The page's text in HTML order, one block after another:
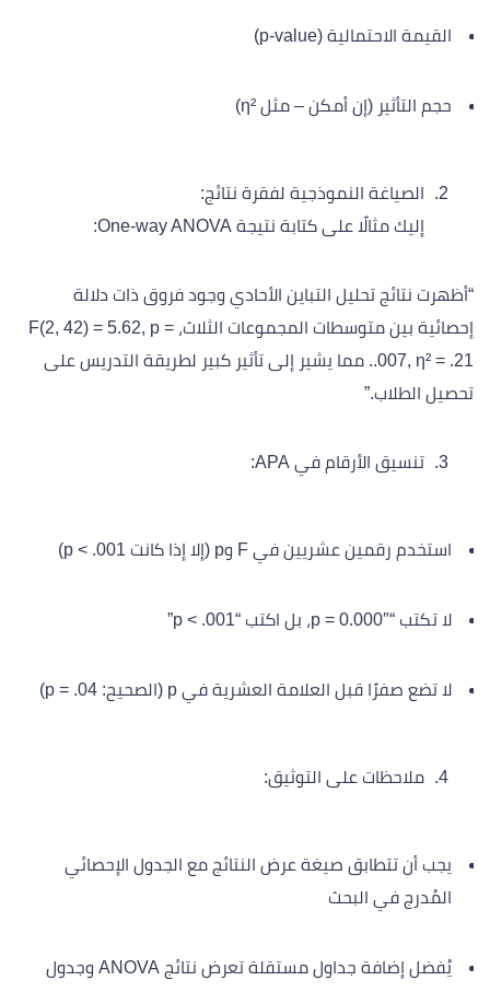
القيمة الاحتمالية (p-value)
حجم التأثير (إن أمكن – مثل η²)
الصياغة النموذجية لفقرة نتائج:
إليك مثالًا على كتابة نتيجة One-way ANOVA:
“أظهرت نتائج تحليل التباين الأحادي وجود فروق ذات دلالة
إحصائية بين متوسطات المجموعات الثلاث، F(2, 42) = 5.62, p =
.007, η² = .21. مما يشير إلى تأثير كبير لطريقة التدريس على
تحصيل الطلاب.”
تنسيق الأرقام في APA:
استخدم رقمين عشريين في F وp (إلا إذا كانت p < .001)
لا تكتب “p = 0.000″، بل اكتب “p < .001”
لا تضع صفرًا قبل العلامة العشرية في p (الصحيح: p = .04)
ملاحظات على التوثيق:
يجب أن تتطابق صيغة عرض النتائج مع الجدول الإحصائي
المُدرج في البحث
يُفضل إضافة جداول مستقلة تعرض نتائج ANOVA وجدول